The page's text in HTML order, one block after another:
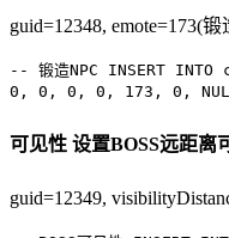
guid=12348, emote=173(
-- 锻造NPC INSERT INTO
0 , 0 , 0 , 0 , 173 , 0 ,
可见性 设置BOSS远距离
guid=12349,